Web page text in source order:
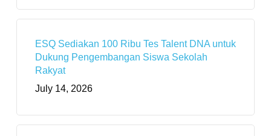
ESQ Sediakan 100 Ribu Tes Talent DNA untuk
Dukung Pengembangan Siswa Sekolah
Rakyat
July 14, 2026